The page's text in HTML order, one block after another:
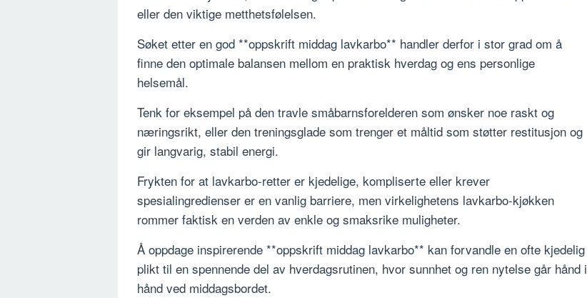
eller den viktige metthetsfølelsen.
Søket etter en god **oppskrift middag lavkarbo** handler derfor i stor grad om å
finne den optimale balansen mellom en praktisk hverdag og ens personlige
helsemål.
Tenk for eksempel på den travle småbarnsforelderen som ønsker noe raskt og
næringsrikt, eller den treningsglade som trenger et måltid som støtter restitusjon og
gir langvarig, stabil energi.
Frykten for at lavkarbo-retter er kjedelige, kompliserte eller krever
spesialingredienser er en vanlig barriere, men virkelighetens lavkarbo-kjøkken
rommer faktisk en verden av enkle og smaksrike muligheter.
Å oppdage inspirerende **oppskrift middag lavkarbo** kan forvandle en ofte kjedelig
plikt til en spennende del av hverdagsrutinen, hvor sunnhet og ren nytelse går hånd i
hånd ved middagsbordet.